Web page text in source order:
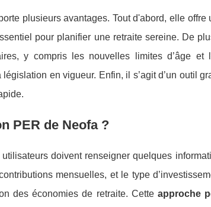
plusieurs avantages. Tout d'abord, elle offre
pour planifier une retraite sereine. De
y compris les nouvelles limites d’âge et
en vigueur. Enfin, il s’agit d’un outil
PER de Neofa ?
doivent renseigner quelques
mensuelles, et le type
des économies de retraite. Cetteapproche